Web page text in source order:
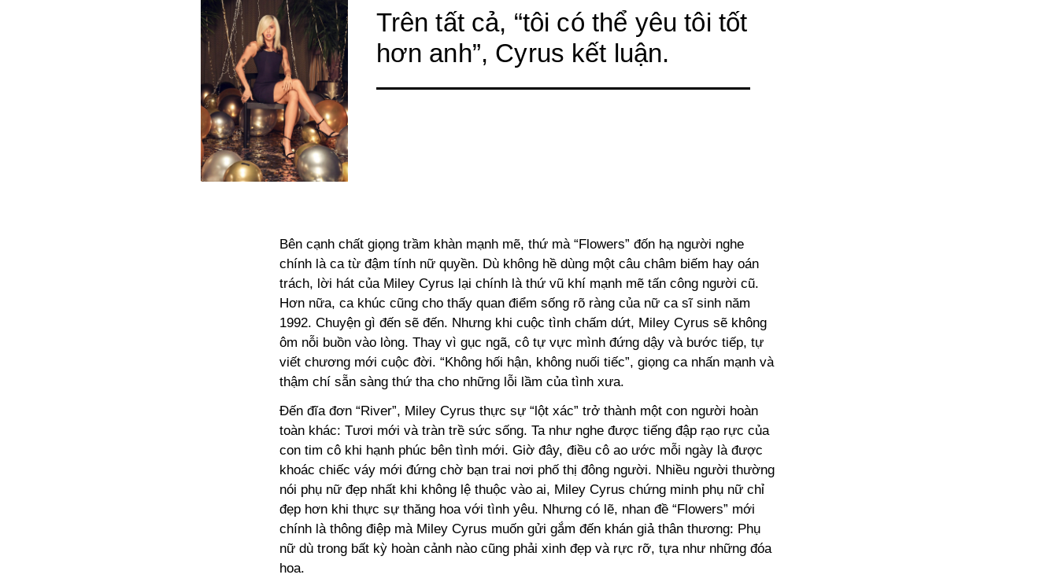
Trên tất cả, “tôi có thể yêu tôi tốt
hơn anh”, Cyrus kết luận.
Bên cạnh chất giọng trầm khàn mạnh mẽ, thứ mà “Flowers” đốn hạ người nghe
chính là ca từ đậm tính nữ quyền. Dù không hề dùng một câu châm biếm hay oán
trách, lời hát của Miley Cyrus lại chính là thứ vũ khí mạnh mẽ tấn công người cũ.
Hơn nữa, ca khúc cũng cho thấy quan điểm sống rõ ràng của nữ ca sĩ sinh năm
1992. Chuyện gì đến sẽ đến. Nhưng khi cuộc tình chấm dứt, Miley Cyrus sẽ không
ôm nỗi buồn vào lòng. Thay vì gục ngã, cô tự vực mình đứng dậy và bước tiếp, tự
viết chương mới cuộc đời. “Không hối hận, không nuối tiếc”, giọng ca nhấn mạnh và
thậm chí sẵn sàng thứ tha cho những lỗi lầm của tình xưa.
Đến đĩa đơn “River”, Miley Cyrus thực sự “lột xác” trở thành một con người hoàn
toàn khác: Tươi mới và tràn trề sức sống. Ta như nghe được tiếng đập rạo rực của
con tim cô khi hạnh phúc bên tình mới. Giờ đây, điều cô ao ước mỗi ngày là được
khoác chiếc váy mới đứng chờ bạn trai nơi phố thị đông người. Nhiều người thường
nói phụ nữ đẹp nhất khi không lệ thuộc vào ai, Miley Cyrus chứng minh phụ nữ chỉ
đẹp hơn khi thực sự thăng hoa với tình yêu. Nhưng có lẽ, nhan đề “Flowers” mới
chính là thông điệp mà Miley Cyrus muốn gửi gắm đến khán giả thân thương: Phụ
nữ dù trong bất kỳ hoàn cảnh nào cũng phải xinh đẹp và rực rỡ, tựa như những đóa
hoa.